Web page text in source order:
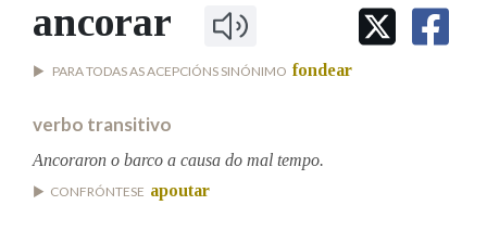
IDENTIDADE CORPORATIVA
MARCIAL DEL ADALID
CASA-MUSEO EMILIA PARDO
FIGURAS HOMENAXEADAS
HISTORIA
PORTAL DAS PALABRAS
Facebook
TwitterYoutubeInstagram
Bluesky
BUSCAR NOS LEMAS
Comeza por
Remata por
ancorar
PARA TODAS AS ACEPCIÓNS SINÓNIMO fondear
verbo transitivo
Ancoraron o barco a causa do mal tempo.
CONFRÓNTESE apoutar